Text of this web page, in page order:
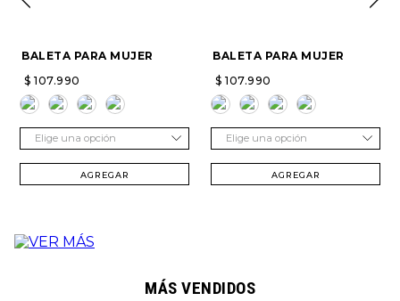
BALETA PARA MUJER
$ 107.990
Elige una opción
AGREGAR
BALETA PARA MUJER
$ 107.990
Elige una opción
AGREGAR
MÁS VENDIDOS